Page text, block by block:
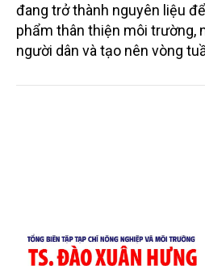
đang trở thành nguyên liệu
phẩm thân thiện môi trường,
người dân và tạo nên vòng
chén, dĩa... từ mo cau đã